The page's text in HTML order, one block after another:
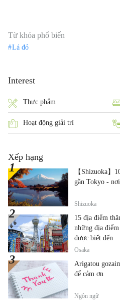
Từ khóa phổ biến
Lá đỏ
Interest
Thực phẩm
Hoạt động giải trí
Xếp hạng
【Shizuoka】
Shizuoka
15 địa điểm
những địa
được biết đến
Osaka
Arigatou
để cảm ơn
Ngôn ngữ